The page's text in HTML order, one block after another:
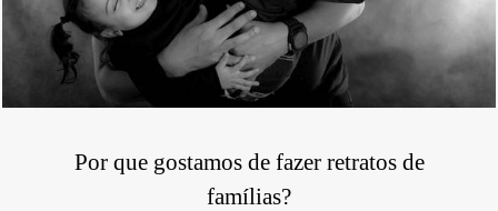
Por que gostamos de fazer retratos de
famílias?